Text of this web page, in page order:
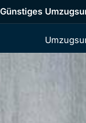
Günstiges